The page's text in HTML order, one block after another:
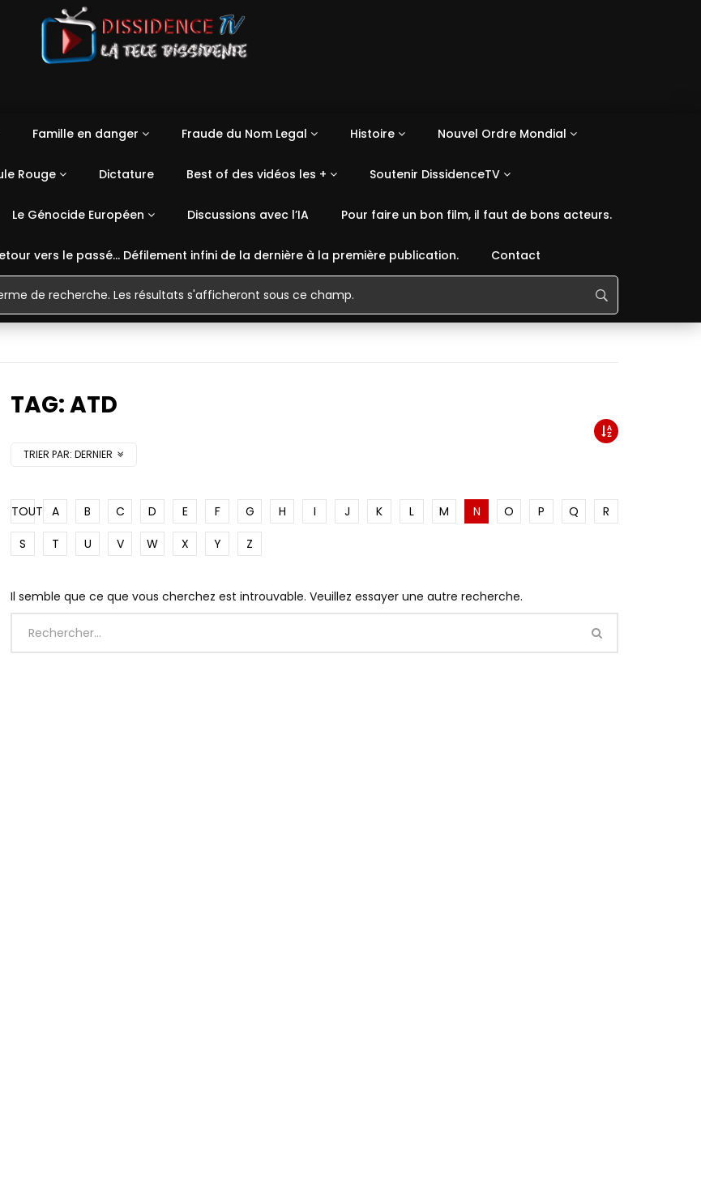
Famille en danger Fraude du Nom Legal Histoire Nouvel Ordre Mondial
Rouge Dictature Best of des vidéos les + Soutenir DissidenceTV
Le Génocide Européen Discussions avec l’IA Pour faire un bon film, il faut de bons acteurs.
vers le passé… Défilement infini de la dernière à la première publication. Contact
TAG: ATD
TRIER PAR: DERNIER
TOUT A B C D E F G H I J K L M N O P Q
R
S
T U V W X Y Z
Il semble que ce que vous cherchez est introuvable. Veuillez essayer une autre recherche.